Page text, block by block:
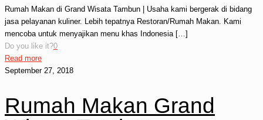
Rumah Makan di Grand Wisata Tambun | Usaha kami bergerak di bidang
jasa pelayanan kuliner. Lebih tepatnya Restoran/Rumah Makan. Kami
mencoba untuk menyajikan menu khas Indonesia[…]
Do you like it?0
Read more
September 27, 2018
Rumah Makan Grand